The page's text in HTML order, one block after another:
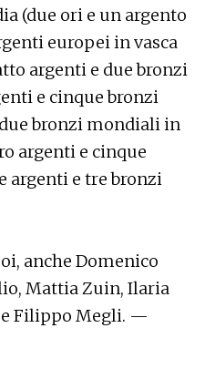
(due ori e un argento
europei in vasca
argenti e due bronzi
e cinque bronzi
bronzi mondiali in
argenti e cinque
argenti e tre bronzi
anche Domenico
Mattia Zuin, Ilaria
e Filippo Megli. —